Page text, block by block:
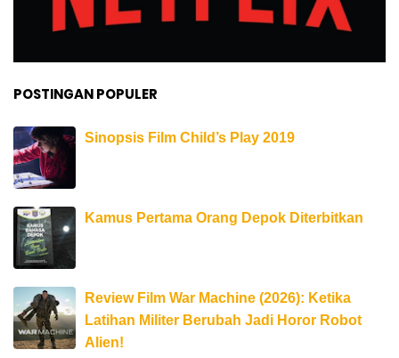
POSTINGAN POPULER
Sinopsis Film Child’s Play 2019
Kamus Pertama Orang Depok Diterbitkan
Review Film War Machine (2026): Ketika
Latihan Militer Berubah Jadi Horor Robot
Alien!